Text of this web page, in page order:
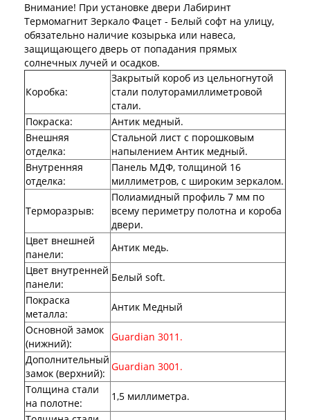
Интекрон Брайтон Антрацит
Интекрон Вектор
Интекрон Гектор
Интекрон Греция
Интекрон Италия
Интекрон Колизей
Интекрон Колизей Белый
Интекрон Неаполь
Интекрон Олимпия
Интекрон Премьера
Интекрон Профит
Интекрон Ронда
Интекрон Сицилия
Интекрон Спарта Белая
Интекрон Спарта Грей
Интекрон Термо
Интекрон Тетра
Интекрон Фараон
Интекрон Форте
Двери АСД
Двери Ратибор
Двери Аргус
Тамбурные двери
Межкомнатные двери
Двери Альберо
Альянс
Вест
Галерея
Геометрия
Графика
Внимание! При установке двери Лабиринт
Термомагнит Зеркало Фацет - Белый софт на улицу,
обязательно наличие козырька или навеса,
защищающего дверь от попадания прямых
солнечных лучей и осадков.
Коробка:
Закрытый короб из цельногнутой
стали полуторамиллиметровой
стали.
Покраска:
Антик медный.
Внешняя
отделка:
Стальной лист с порошковым
напылением Антик медный.
Внутренняя
отделка:
Панель МДФ, толщиной 16
миллиметров, с широким зеркалом.
Терморазрыв:
Полиамидный профиль 7 мм по
всему периметру полотна и короба
двери.
Цвет внешней
панели:
Антик медь.
Цвет внутренней
панели:
Белый soft.
Покраска
металла:
Антик Медный
Основной замок
(нижний):
Guardian 3011.
Дополнительный
замок (верхний):
Guardian 3001.
Толщина стали
на полотне:
1,5 миллиметра.